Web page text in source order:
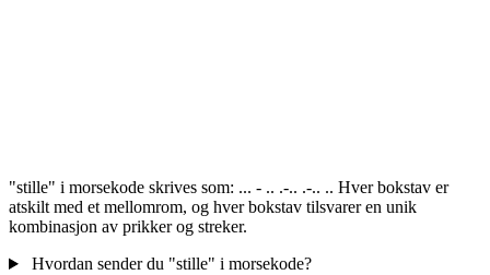
"stille" i morsekode skrives som: ... - .. .-.. .-.. .. Hver bokstav er
atskilt med et mellomrom, og hver bokstav tilsvarer en unik
kombinasjon av prikker og streker.
Hvordan sender du "stille" i morsekode?